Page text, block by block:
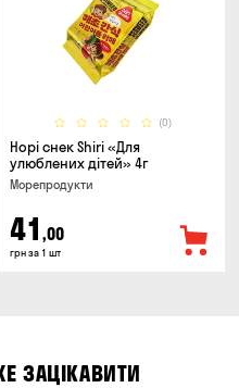
(0)
Норі снек Shiri «Для
улюблених дітей» 4г
Морепродукти
41 ,00
грн за 1 шт
ЗАЦІКАВИТИ